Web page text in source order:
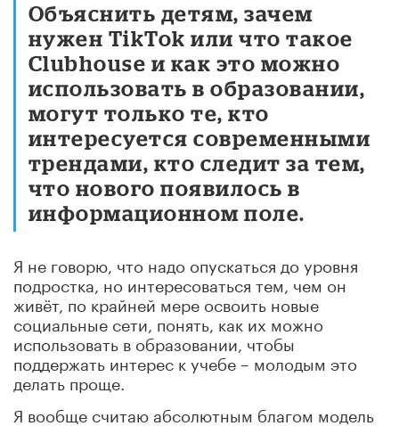
Объяснить детям, зачем
нужен TikTok или что такое
Clubhouse и как это можно
использовать в образовании,
могут только те, кто
интересуется современными
трендами, кто следит за тем,
что нового появилось в
информационном поле.
Я не говорю, что надо опускаться до уровня
подростка, но интересоваться тем, чем он
живёт, по крайней мере освоить новые
социальные сети, понять, как их можно
использовать в образовании, чтобы
поддержать интерес к учебе – молодым это
делать проще.
Я вообще считаю абсолютным благом модель